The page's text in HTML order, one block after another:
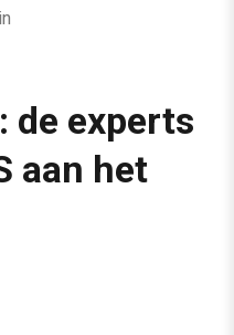
en SBS aan het woord
de experts
aan het